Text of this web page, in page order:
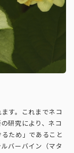
す。これまでネコ
研究により、ネコ
ため」であること
バーバイン（マタ